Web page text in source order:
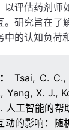
以评估药剂师
。研究旨在了
的认知负荷
Tsai, C. C.,
Yang, X. J.,
人工智能的帮
动的影响：随